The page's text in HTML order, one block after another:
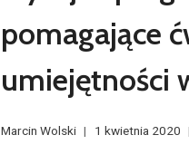
pomagające
umiejętności
Marcin Wolski 1 kwietnia 2020